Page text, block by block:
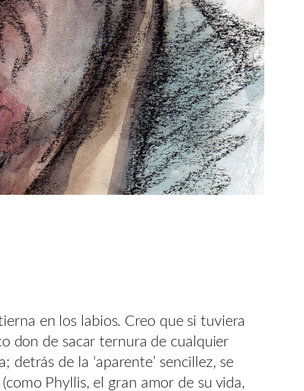
en los labios. Creo que si tuviera
don de sacar ternura de cualquier
de la ‘aparente’ sencillez, se
Phyllis, el gran amor de su vida,